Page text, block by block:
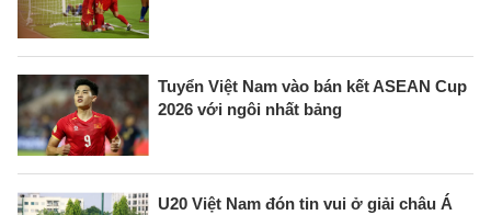
Tuyển Việt Nam vào bán kết ASEAN Cup
2026 với ngôi nhất bảng
U20 Việt Nam đón tin vui ở giải châu Á